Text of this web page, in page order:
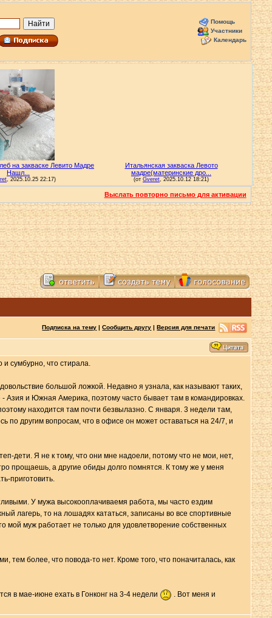
Помощь
Участники
Календарь
Выслать повторно письмо для активации
Подписка на тему |Сообщить другу |Версия для печати
сумбурно, что стирала.
большой ложкой. Недавно я узнала, как называют таких,
Азия и Южная Америка, поэтому часто бывает там в командировках.
находится там почти безвылазно. С января. 3 недели там,
по другим вопросам, что в офисе он может оставаться на 24/7, и
дети. Я не к тому, что они мне надоели, потому что не мои, нет,
прощаешь, а другие обиды долго помнятся. К тому же у меня
приготовить.
У мужа высокооплачиваемя работа, мы часто ездим
лагерь, то на лошадях кататься, записаны во все спортивные
мой муж работает не только для удовлетворение собственных
тем более, что повода-то нет. Кроме того, что поначиталась, как
в мае-июне ехать в Гонконг на 3-4 недели . Вот меня и